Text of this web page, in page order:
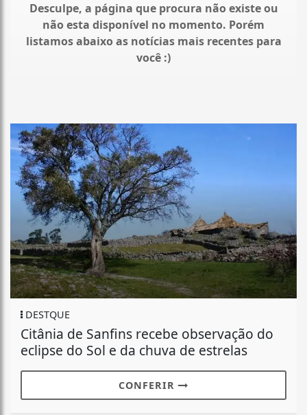
Desculpe, a página que procura não existe ou
não esta disponível no momento. Porém
listamos abaixo as notícias mais recentes para
você :)
DESTQUE
Citânia de Sanfins recebe observação do
eclipse do Sol e da chuva de estrelas
CONFERIR